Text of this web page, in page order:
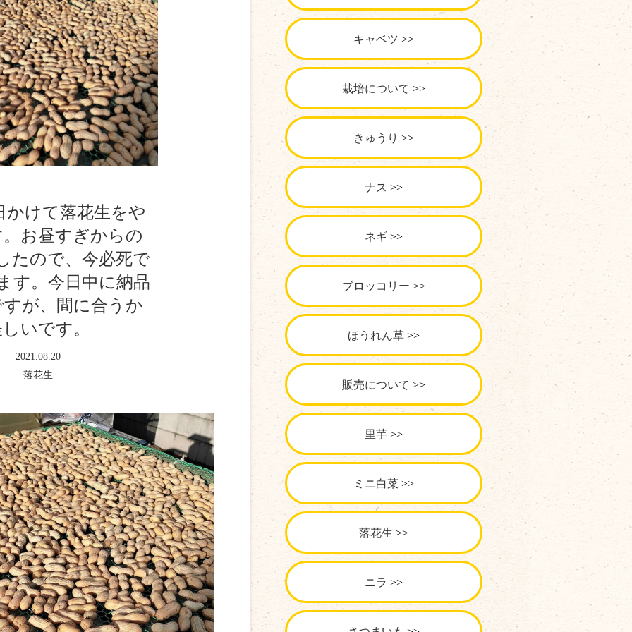
かけて落花生をや
お昼すぎからの
たので、今必死で
す。今日中に納品
が、間に合うか
いです。
2021.08.20
落花生
キャベツ
栽培について
きゅうり
ナス
ネギ
ブロッコリー
ほうれん草
販売について
里芋
ミニ白菜
落花生
ニラ